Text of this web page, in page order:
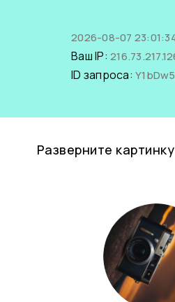
2026-08-07
Ваш IP:
ID запроса:
Разверните